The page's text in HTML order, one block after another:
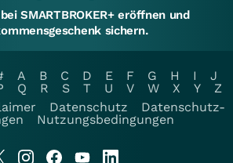
SMARTBROKER+ eröffnen und
sichern.
A B C D E F G H I
J
Q R S T U V W X Y
Z
Datenschutz
Datenschutz-
Nutzungsbedingungen